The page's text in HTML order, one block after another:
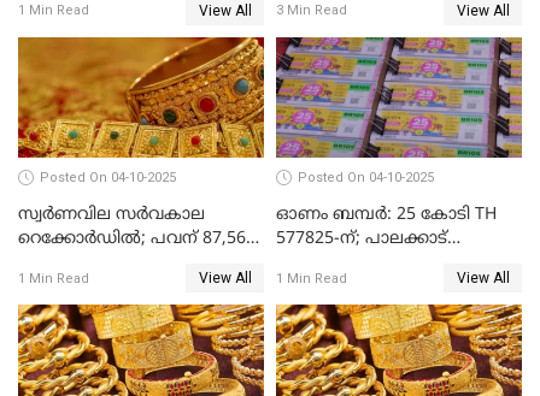
1 Min Read View All 3 Min Read View All
Posted On 04-10-2025
സ്വര്‍ണവില സര്‍വകാല
റെക്കോര്‍ഡില്‍; പവന് 87,560
1 Min Read View All
Posted On 04-10-2025
ഓണം ബമ്പർ: 25 കോടി TH
577825-ന്; പാലക്കാട്
മുന്നിൽ
1 Min Read View All